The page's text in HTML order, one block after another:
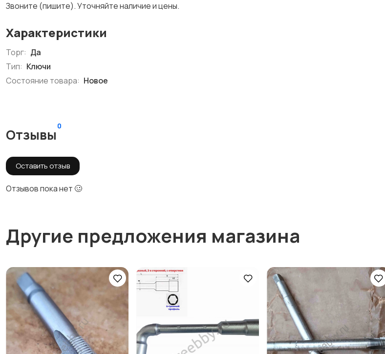
Звоните (пишите). Уточняйте наличие и цены.
Характеристики
Торг: Да
Тип: Ключи
Состояние товара: Новое
Отзывы
0
Оставить отзыв
Отзывов пока нет 🥴
Другие предложения магазина